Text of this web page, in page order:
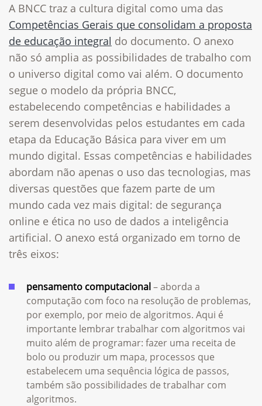
A BNCC traz a cultura digital como uma das
Competências Gerais que consolidam a proposta
de educação integral do documento. O anexo
não só amplia as possibilidades de trabalho com
o universo digital como vai além. O documento
segue o modelo da própria BNCC,
estabelecendo competências e habilidades a
serem desenvolvidas pelos estudantes em cada
etapa da Educação Básica para viver em um
mundo digital. Essas competências e habilidades
abordam não apenas o uso das tecnologias, mas
diversas questões que fazem parte de um
mundo cada vez mais digital: de segurança
online e ética no uso de dados a inteligência
artificial. O anexo está organizado em torno de
três eixos:
pensamento computacional– aborda a
computação com foco na resolução de problemas,
por exemplo, por meio de algoritmos. Aqui é
importante lembrar trabalhar com algoritmos vai
muito além de programar: fazer uma receita de
bolo ou produzir um mapa, processos que
estabelecem uma sequência lógica de passos,
também são possibilidades de trabalhar com
algoritmos.